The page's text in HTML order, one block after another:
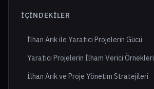
İÇINDEKILER
İlhan Arık ile Yaratıcı Projelerin Gücü
Yaratıcı Projelerin İlham Verici Örnekleri
İlhan Arık ve Proje Yönetim Stratejileri